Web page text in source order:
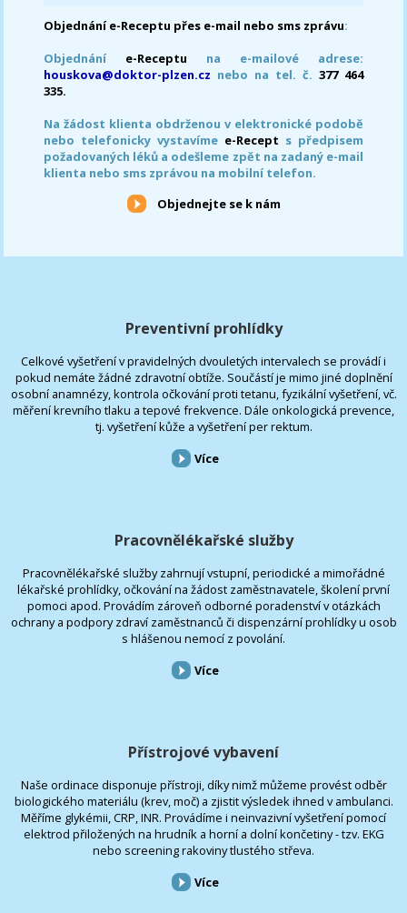
Objednání e-Receptu přes e-mail nebo sms zprávu:
Objednání e-Receptu na e-mailové adrese:
houskova@doktor-plzen.cz nebo na tel. č. 377 464
335.
Na žádost klienta obdrženou v elektronické podobě
nebo telefonicky vystavíme e-Recept s předpisem
požadovaných léků a odešleme zpět na zadaný e-mail
klienta nebo sms zprávou na mobilní telefon.
Objednejte se k nám
Preventivní prohlídky
Celkové vyšetření v pravidelných dvouletých intervalech se provádí i
pokud nemáte žádné zdravotní obtíže. Součástí je mimo jiné doplnění
osobní anamnézy, kontrola očkování proti tetanu, fyzikální vyšetření, vč.
měření krevního tlaku a tepové frekvence. Dále onkologická prevence,
tj. vyšetření kůže a vyšetření per rektum.
Více
Pracovnělékařské služby
Pracovnělékařské služby zahrnují vstupní, periodické a mimořádné
lékařské prohlídky, očkování na žádost zaměstnavatele, školení první
pomoci apod. Provádím zároveň odborné poradenství v otázkách
ochrany a podpory zdraví zaměstnanců či dispenzární prohlídky u osob
s hlášenou nemocí z povolání.
Více
Přístrojové vybavení
Naše ordinace disponuje přístroji, díky nimž můžeme provést odběr
biologického materiálu (krev, moč) a zjistit výsledek ihned v ambulanci.
Měříme glykémii, CRP, INR. Provádíme i neinvazivní vyšetření pomocí
elektrod přiložených na hrudník a horní a dolní končetiny - tzv. EKG
nebo screening rakoviny tlustého střeva.
Více